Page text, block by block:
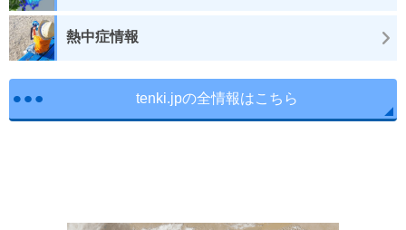
熱中症情報
tenki.jpの全情報はこちら